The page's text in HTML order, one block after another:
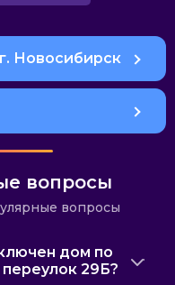
Новосибирск
вопросы
вопросы
дом по
29Б?